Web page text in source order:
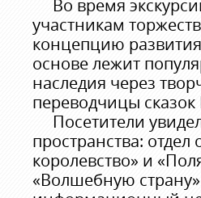
Во время
участникам
концепцию
основе лежит
наследия через
переводчицы
Посетители
пространства:
королевство» и
«Волшебную